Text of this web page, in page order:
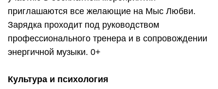
приглашаются все желающие на Мыс Любви.
Зарядка проходит под руководством
профессионального тренера и в сопровождении
энергичной музыки. 0+
Культура и психология